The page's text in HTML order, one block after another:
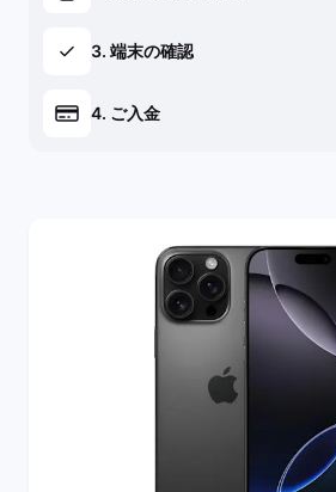
3. 端末の確認
4. ご入金